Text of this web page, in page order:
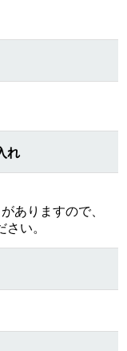
れ
ありますので、
い。